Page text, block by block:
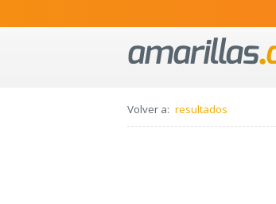
Volver a: resultados